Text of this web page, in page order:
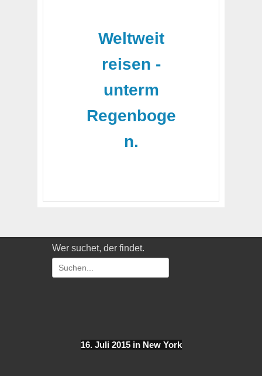
Weltweit
reisen -
unterm
Regenboge
n.
Wer suchet, der findet.
Suchen
nach:
16. Juli 2015 in New York